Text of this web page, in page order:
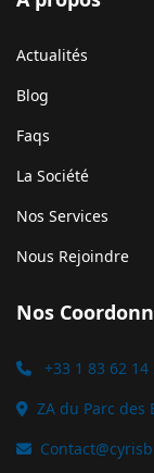
Actualités
Blog
Faqs
La Société
Nos Services
Nous Rejoindre
Nos
+33 1 83 62 14
ZA du Parc des